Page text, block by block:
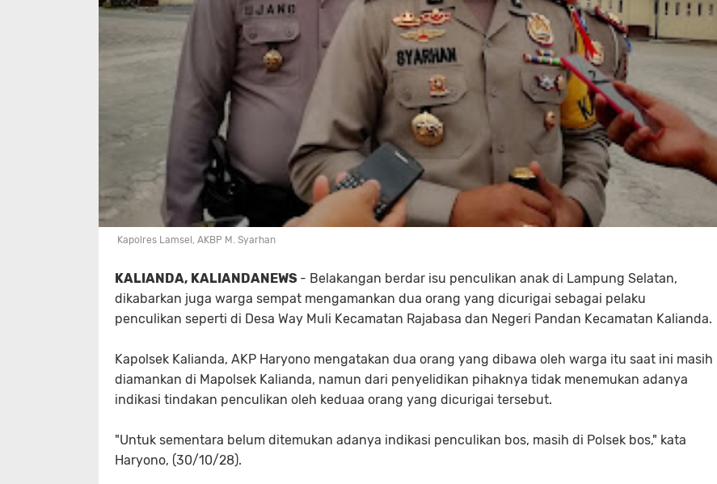
Kapolres Lamsel, AKBP M. Syarhan
KALIANDA, KALIANDANEWS - Belakangan berdar isu penculikan anak di Lampung Selatan,
dikabarkan juga warga sempat mengamankan dua orang yang dicurigai sebagai pelaku
penculikan seperti di Desa Way Muli Kecamatan Rajabasa dan Negeri Pandan Kecamatan Kalianda.
Kapolsek Kalianda, AKP Haryono mengatakan dua orang yang dibawa oleh warga itu saat ini masih
diamankan di Mapolsek Kalianda, namun dari penyelidikan pihaknya tidak menemukan adanya
indikasi tindakan penculikan oleh keduaa orang yang dicurigai tersebut.
"Untuk sementara belum ditemukan adanya indikasi penculikan bos, masih di Polsek bos," kata
Haryono, (30/10/28).